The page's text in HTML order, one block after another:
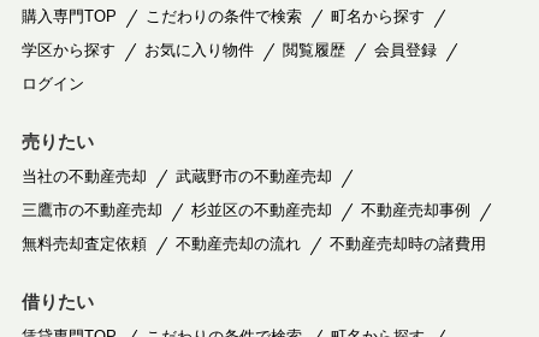
購入専門TOP こだわりの条件で検索
町名から探す
学区から探す
お気に入り物件 閲覧履歴
会員登録
ログイン
売りたい
当社の不動産売却
武蔵野市の不動産売却
三鷹市の不動産売却
杉並区の不動産売却
不動産売却事例
無料売却査定依頼
不動産売却の流れ 不動産売却時の諸費用
借りたい